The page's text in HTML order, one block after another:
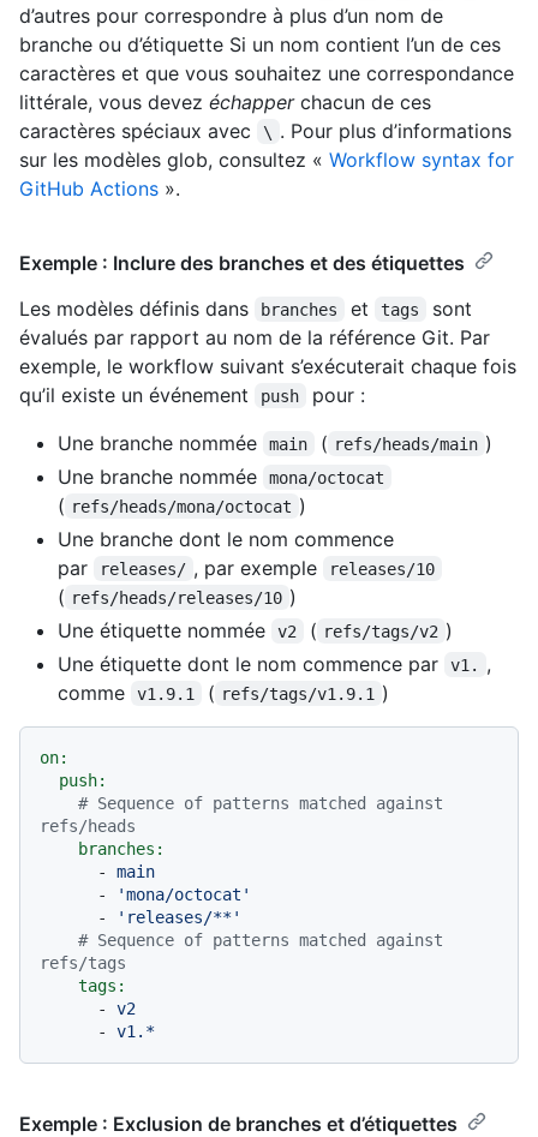
d’autres pour correspondre à plus d’un nom de
branche ou d’étiquette Si un nom contient l’un de ces
caractères et que vous souhaitez une correspondance
littérale, vous devez échapperchacun de ces
caractères spéciaux avec
\ . Pour plus d’informations
sur les modèles glob, consultez « Workflow syntax for
GitHub Actions ».
Exemple : Inclure des branches et des étiquettes
Les modèles définis dans
branches et tags
sont
évalués par rapport au nom de la référence Git. Par
exemple, le workflow suivant s’exécuterait chaque fois
qu’il existe un événement
push
pour :
Une branche nommée
main ( refs/heads/main )
Une branche nommée
mona/octocat
( refs/heads/mona/octocat )
Une branche dont le nom commence
par
releases/ , par exemple releases/10
( refs/heads/releases/10 )
Une étiquette nommée
v2 ( refs/tags/v2 )
Une étiquette dont le nom commence par
v1.
,
comme
v1.9.1 ( refs/tags/v1.9.1 )
on:
push:
# Sequence of patterns matched against
refs/heads
branches:
-
main
-
'mona/octocat'
-
'releases/**'
# Sequence of patterns matched against
refs/tags
tags:
-
v2
-
v1.*
Exemple : Exclusion de branches et d’étiquettes